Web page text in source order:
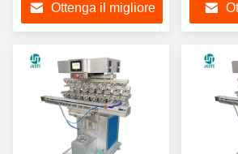
automatica stampografia
a gravura Maquina
Clipper Blade Used Pad
Printer
Ottenga il migliore
Case